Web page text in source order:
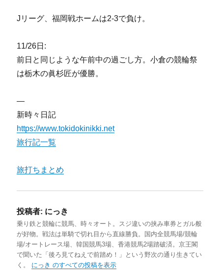
Jリーグ、福岡戦ホームは2-3で負け。
11/26日:
前日と同じような午前中の過ごし方。小倉の競輪祭
は栃木の眞杉匠が優勝。
—
新時々日記
https://www.tokidokinikki.net
旅行記一覧
旅打ちまとめ
投稿者: にっき
乗り鉄と競輪に競馬、時々オート。スジ違いの挟み車券とガル般
が好物。戦法は単騎で切れ目から直線勝負。国内全競馬場/競輪
場/オートレース場、韓国競馬3場、香港競馬2場踏破済。京王閣
で聞いた「後ろ見てねえで前踏め！」という野次の通り生きてい
く。 にっき のすべての投稿を表示